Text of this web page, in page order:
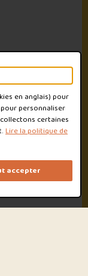
en anglais) pour
personnaliser
certaines
Lire la politique de
accepter